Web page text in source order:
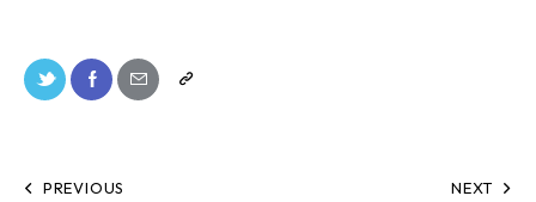
PREVIOUS NEXT